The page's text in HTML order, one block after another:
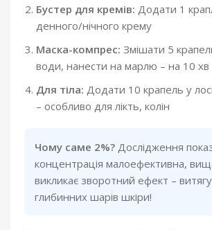
Бустер для кремів: Додати 1
денного/нічного крему
Маска-компрес: Змішати 5
води, нанести на марлю – на 10 хв
Для тіла: Додати 10 крапель у
– особливо для лікть, колін
Чому саме 2%? Дослідження
концентрація малоефективна,
викликає зворотний ефект –
глибинних шарів шкіри!